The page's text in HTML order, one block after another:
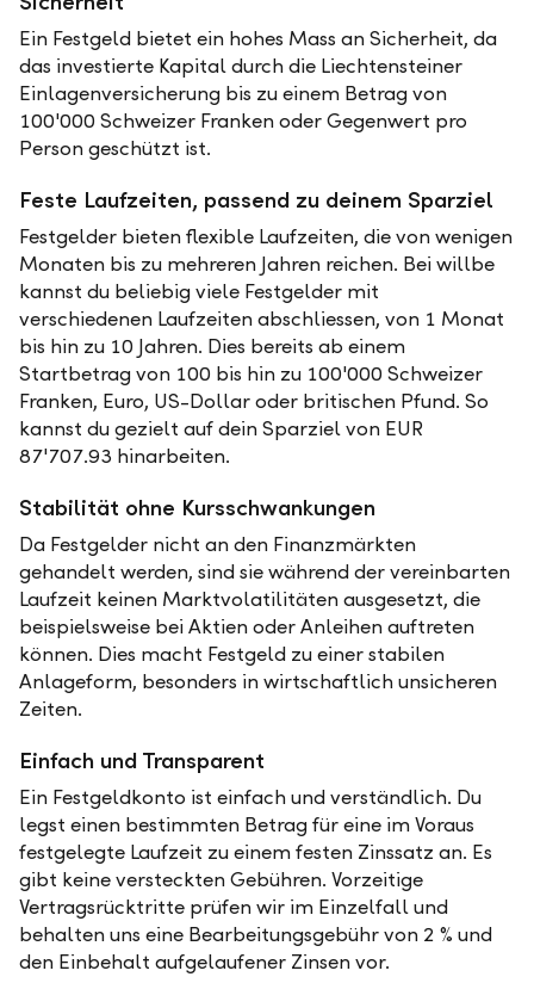
Ein Festgeld bietet ein hohes Mass an Sicherheit, da
das investierte Kapital durch die Liechtensteiner
Einlagenversicherung bis zu einem Betrag von
100'000 Schweizer Franken oder Gegenwert pro
Person geschützt ist.
Feste Laufzeiten, passend zu deinem Sparziel
Festgelder bieten flexible Laufzeiten, die von wenigen
Monaten bis zu mehreren Jahren reichen. Bei willbe
kannst du beliebig viele Festgelder mit
verschiedenen Laufzeiten abschliessen, von 1 Monat
bis hin zu 10 Jahren. Dies bereits ab einem
Startbetrag von 100 bis hin zu 100'000 Schweizer
Franken, Euro, US-Dollar oder britischen Pfund. So
kannst du gezielt auf dein Sparziel von EUR
87'707.93 hinarbeiten.
Stabilität ohne Kursschwankungen
Da Festgelder nicht an den Finanzmärkten
gehandelt werden, sind sie während der vereinbarten
Laufzeit keinen Marktvolatilitäten ausgesetzt, die
beispielsweise bei Aktien oder Anleihen auftreten
können. Dies macht Festgeld zu einer stabilen
Anlageform, besonders in wirtschaftlich unsicheren
Zeiten.
Einfach und Transparent
Ein Festgeldkonto ist einfach und verständlich. Du
legst einen bestimmten Betrag für eine im Voraus
festgelegte Laufzeit zu einem festen Zinssatz an. Es
gibt keine versteckten Gebühren. Vorzeitige
Vertragsrücktritte prüfen wir im Einzelfall und
behalten uns eine Bearbeitungsgebühr von 2 % und
den Einbehalt aufgelaufener Zinsen vor.